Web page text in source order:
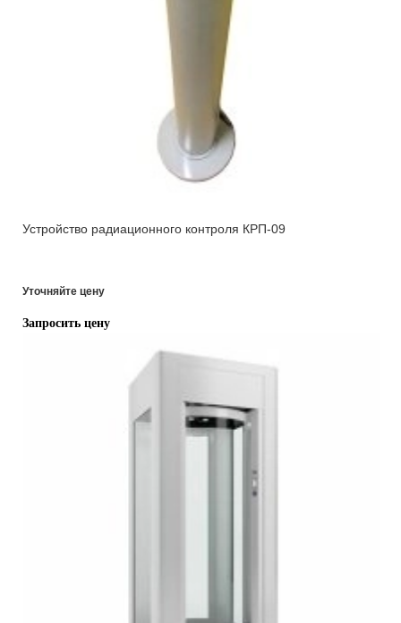
Устройство радиационного контроля КРП-09
Уточняйте цену
Запросить цену